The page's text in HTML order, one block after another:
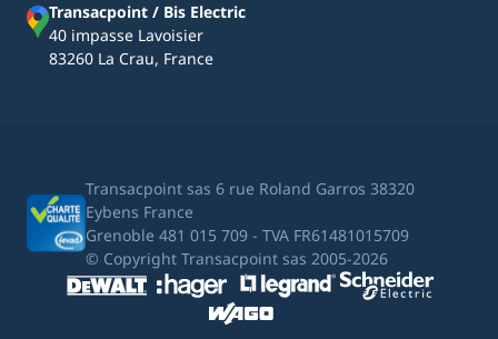
Transacpoint / Bis Electric
40 impasse Lavoisier
83260 La Crau, France
Transacpoint sas 6 rue Roland Garros 38320
Eybens France
Grenoble 481 015 709 - TVA FR61481015709
© Copyright Transacpoint sas 2005-2026